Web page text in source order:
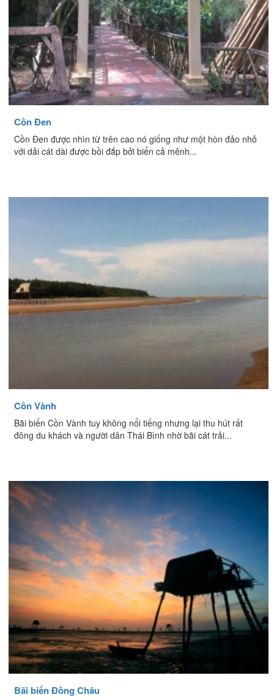
Cồn Đen
Cồn Đen được nhìn từ trên cao nó giống như một hòn đảo nhỏ
với dải cát dài được bồi đắp bởi biển cả mênh...
Cồn Vành
Bãi biển Cồn Vành tuy không nổi tiếng nhưng lại thu hút rất
đông du khách và người dân Thái Bình nhờ bãi cát trải...
Bãi biển Đồng Châu